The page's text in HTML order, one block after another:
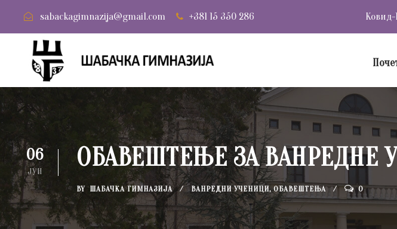
sabackagimnazija@gmail.com +381 15 350 286 Ковид-
06
ЈУН ОБАВЕШТЕЊЕ ЗА ВАНРЕДНЕ
BY ШАБАЧКА ГИМНАЗИЈА ВАНРЕДНИ УЧЕНИЦИ, ОБАВЕШТЕЊА 0